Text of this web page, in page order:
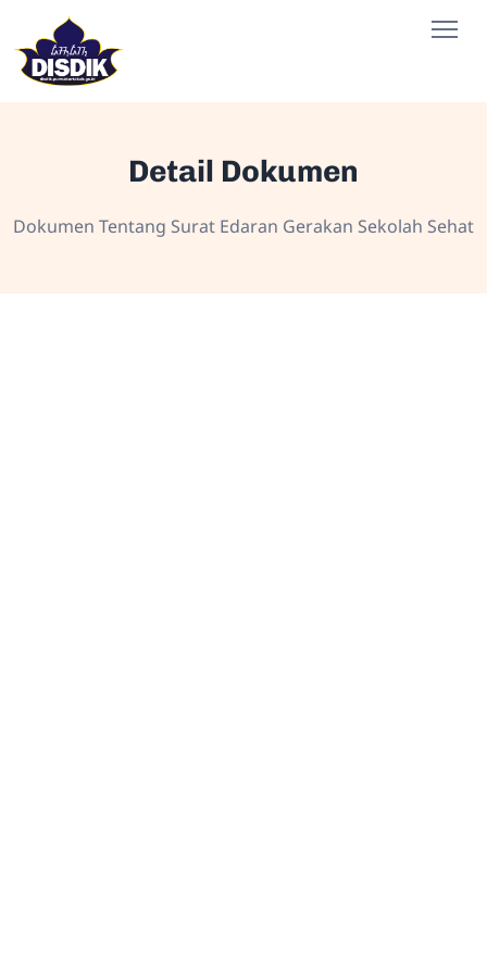
Detail Dokumen
Dokumen Tentang Surat Edaran Gerakan Sekolah Sehat